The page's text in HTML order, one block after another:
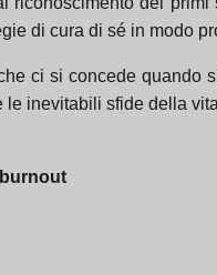
di cura di sé in modo
ci si concede quando
le inevitabili sfide della